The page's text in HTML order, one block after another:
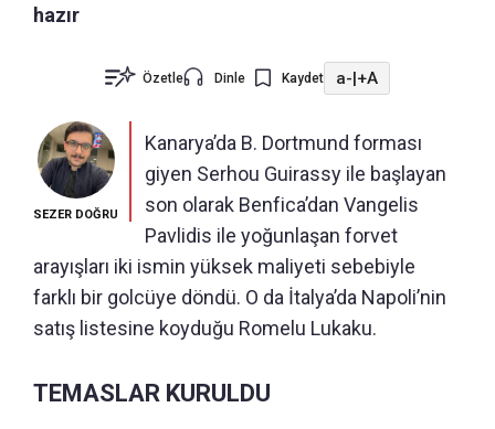
hazır
Özetle Dinle Kaydet a-|+A
SEZER DOĞRU
Kanarya’da B. Dortmund forması
giyen Serhou Guirassy ile başlayan
son olarak Benfica’dan Vangelis
Pavlidis ile yoğunlaşan forvet
arayışları iki ismin yüksek maliyeti sebebiyle
farklı bir golcüye döndü. O da İtalya’da Napoli’nin
satış listesine koyduğu Romelu Lukaku.
TEMASLAR KURULDU